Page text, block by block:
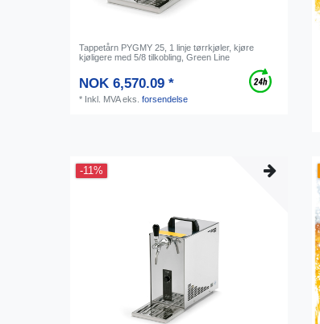
Tappetårn PYGMY 25, 1 linje tørrkjøler, kjøre
kjøligere med 5/8 tilkobling, Green Line
NOK 6,570.09 *
* Inkl. MVAeks.forsendelse
-11%